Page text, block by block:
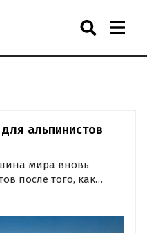
альпинистов
мира вновь
после того, как
месяце, по